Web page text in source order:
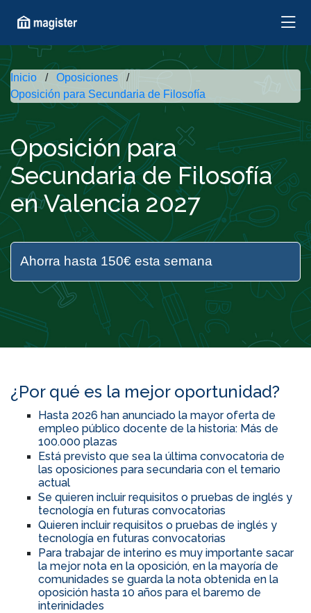
Inicio
Oposiciones
Oposición para Secundaria de Filosofía
Oposición para
Secundaria de Filosofía
en Valencia 2027
Ahorra hasta 150€ esta semana
¿Por qué es la mejor oportunidad?
Hasta 2026 han anunciado la mayor oferta de
empleo público docente de la historia: Más de
100.000 plazas
Está previsto que sea la última convocatoria de
las oposiciones para secundaria con el temario
actual
Se quieren incluir requisitos o pruebas de inglés y
tecnología en futuras convocatorias
Quieren incluir requisitos o pruebas de inglés y
tecnología en futuras convocatorias
Para trabajar de interino es muy importante sacar
la mejor nota en la oposición, en la mayoría de
comunidades se guarda la nota obtenida en la
oposición hasta 10 años para el baremo de
interinidades